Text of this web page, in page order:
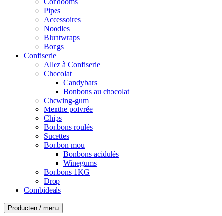
Pipes
Accessoires
Noodles
Bluntwraps
Bongs
Confiserie
Allez à Confiserie
Chocolat
Candybars
Bonbons au chocolat
Chewing-gum
Menthe poivrée
Chips
Bonbons roulés
Sucettes
Bonbon mou
Bonbons acidulés
Winegums
Bonbons 1KG
Drop
Combideals
Producten / menu